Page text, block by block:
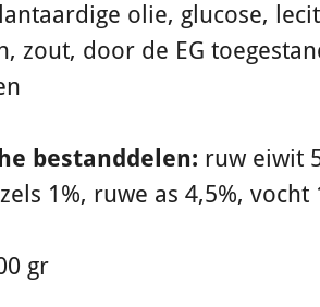
olie, glucose,
zout, door de EG
bestanddelen: ruw eiwit
1%, ruwe as 4,5%, vocht
gr